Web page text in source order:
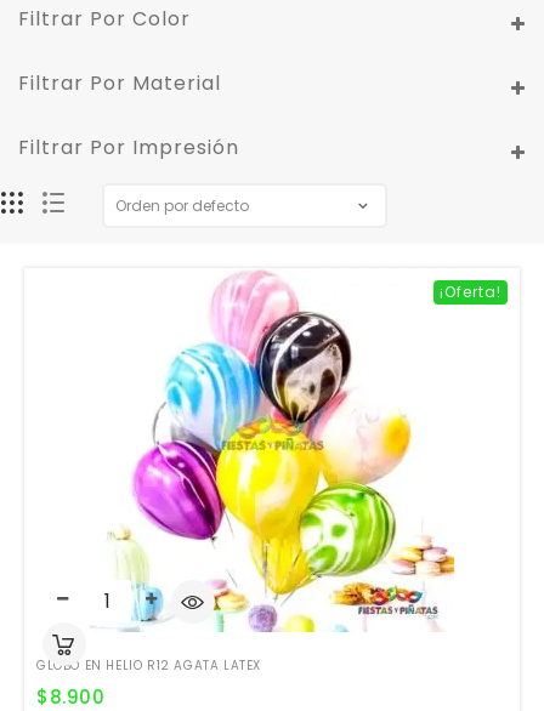
Filtrar Por Color
Filtrar Por Material
Filtrar Por Impresión
¡Oferta!
GLOBO EN HELIO R12 AGATA LATEX
$8.900